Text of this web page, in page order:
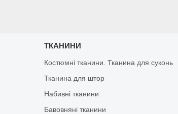
ТКАНИНИ
Костюмні тканини. Тканина для суконь
Тканина для штор
Набивні тканини
Бавовняні тканини